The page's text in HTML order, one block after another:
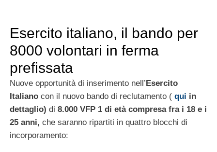
Esercito italiano, il bando per
8000 volontari in ferma
prefissata
Nuove opportunità di inserimento nell’Esercito
Italiano con il nuovo bando di reclutamento ( qui in
dettaglio) di 8.000 VFP 1 di età compresa fra i 18 e i
25 anni, che saranno ripartiti in quattro blocchi di
incorporamento: